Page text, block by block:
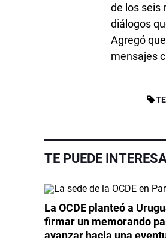
de los seis
diálogos
Agregó
mensajes
TE PUEDE
La OCDE planteó a
firmar un memorando
avanzar hacia una